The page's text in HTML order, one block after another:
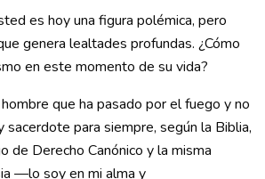
es hoy una figura polémica, pero
genera lealtades profundas. ¿Cómo
en este momento de su vida?
que ha pasado por el fuego y no
sacerdote para siempre, según la Biblia,
de Derecho Canónico y la misma
—lo soy en mi alma y